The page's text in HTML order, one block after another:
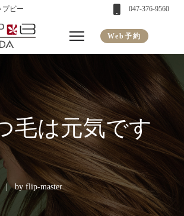
プビー 047-376-9560
Web予約
毛は元気です
by flip-master